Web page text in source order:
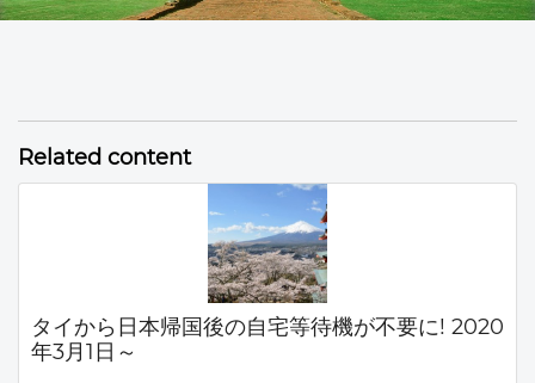
Related content
タイから日本帰国後の自宅等待機が不要に! 2020
年3月1日～